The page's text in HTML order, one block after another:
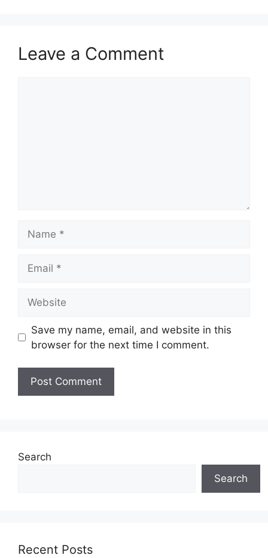
Leave a Comment
Save my name, email, and website in this
browser for the next time I comment.
Search
Search
Recent Posts